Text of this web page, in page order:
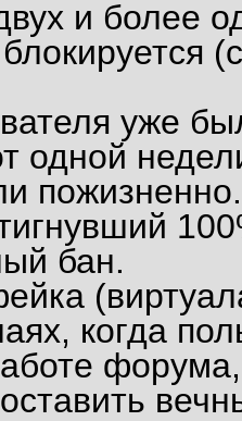
и более
уже
одной
пожизненно.
бан.
когда